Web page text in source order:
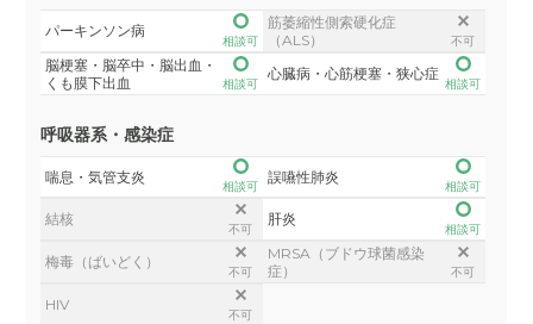
パーキンソン病
相談可
筋萎縮性側索硬化症
（ALS）
不可
脳梗塞・脳卒中・脳出血・
くも膜下出血
相談可
心臓病・心筋梗塞・狭心症
相談可
呼吸器系・感染症
喘息・気管支炎
相談可
誤嚥性肺炎
相談可
結核
不可
肝炎
相談可
梅毒（ばいどく）
不可
MRSA（ブドウ球菌感染
症）
不可
HIV
不可